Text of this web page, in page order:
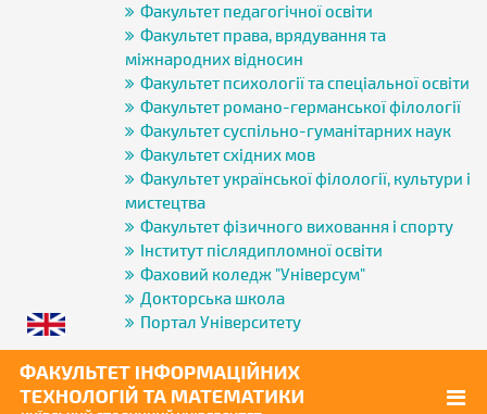
Факультет педагогічної освіти
Факультет права, врядування та
міжнародних відносин
Факультет психології та спеціальної освіти
Факультет романо-германської філології
Факультет суспільно-гуманітарних наук
Факультет східних мов
Факультет української філології, культури і
мистецтва
Факультет фізичного виховання і спорту
Інститут післядипломної освіти
Фаховий коледж "Універсум"
Докторська школа
Портал Університету